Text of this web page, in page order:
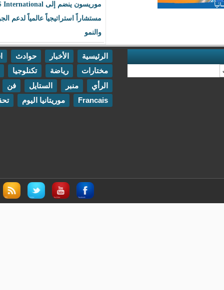
موريسون ينضم إلى BLS International
مستشاراً استراتيجياً عالمياً لدعم الجودة
حوادث
اقتصاد
تكنلوجيا
مقابلات
الستايل فن
اتصل بنا
موريتانيا اليوم تحقيقات